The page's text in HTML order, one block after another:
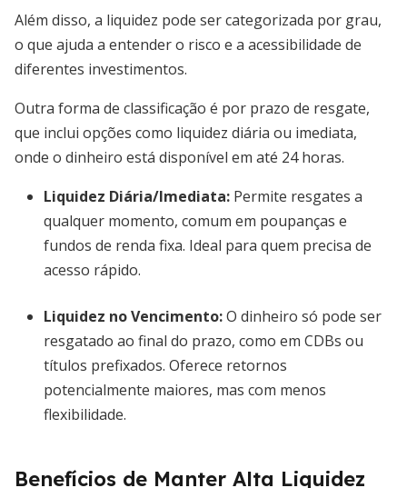
Além disso, a liquidez pode ser categorizada por grau,
o que ajuda a entender o risco e a acessibilidade de
diferentes investimentos.
Outra forma de classificação é por prazo de resgate,
que inclui opções como liquidez diária ou imediata,
onde o dinheiro está disponível em até 24 horas.
Liquidez Diária/Imediata: Permite resgates a
qualquer momento, comum em poupanças e
fundos de renda fixa. Ideal para quem precisa de
acesso rápido.
Liquidez no Vencimento:O dinheiro só pode ser
resgatado ao final do prazo, como em CDBs ou
títulos prefixados. Oferece retornos
potencialmente maiores, mas com menos
flexibilidade.
Benefícios de Manter Alta Liquidez